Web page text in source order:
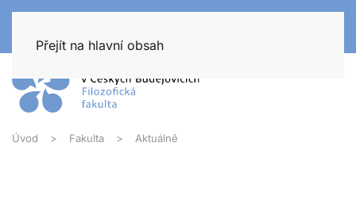
Přejít na hlavní obsah
Úvod Fakulta Aktuálně